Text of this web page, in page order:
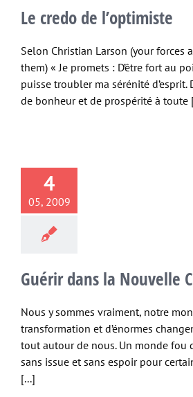
Le credo de l’optimiste
Selon Christian Larson (your forces
them) « Je promets : D’être fort au
puisse troubler ma sérénité d’esprit.
de bonheur et de prospérité à toute
4
05, 2009
Guérir dans la Nouvelle
Nous y sommes vraiment, notre
transformation et d’énormes
tout autour de nous. Un monde fou
sans issue et sans espoir pour
[...]